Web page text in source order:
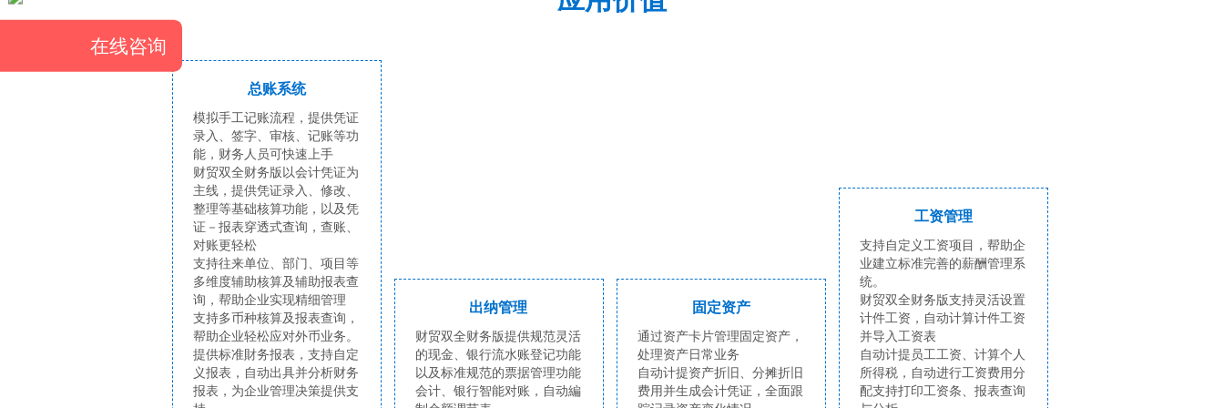
总账系统
模拟手工记账流程，提供凭证
录入、签字、审核、记账等功
能，财务人员可快速上手
财贸双全财务版以会计凭证为
主线，提供凭证录入、修改、
整理等基础核算功能，以及凭
证－报表穿透式查询，查账、
对账更轻松
支持往来单位、部门、项目等
多维度辅助核算及辅助报表查
询，帮助企业实现精细管理
支持多币种核算及报表查询，
帮助企业轻松应对外币业务。
提供标准財务报表，支持自定
义报表，自动出具并分析财务
报表，为企业管理决策提供支
出纳管理
财贸双全财务版提供规范灵活
的现金、银行流水账登记功能
以及标准规范的票据管理功能
会计、银行智能对账，自动編
固定资产
通过资产卡片管理固定资产，
处理资产日常业务
自动计提资产折旧、分摊折旧
费用并生成会计凭证，全面跟
工资管理
支持自定义工资项目，帮助企
业建立标准完善的薪酬管理系
统。
财贸双全财务版支持灵活设置
计件工资，自动计算计件工资
并导入工资表
自动计提员工工资、计算个人
所得税，自动进行工资费用分
配支持打印工资条、报表查询
在线咨询